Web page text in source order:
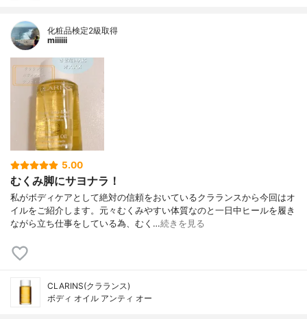
化粧品検定2級取得
miiiiii
5.00
むくみ脚にサヨナラ！
私がボディケアとして絶対の信頼をおいているクラランスから今回はオ
イルをご紹介します。元々むくみやすい体質なのと一日中ヒールを履き
ながら立ち仕事をしている為、むく…続きを見る
CLARINS(クラランス)
ボディ オイル アンティ オー